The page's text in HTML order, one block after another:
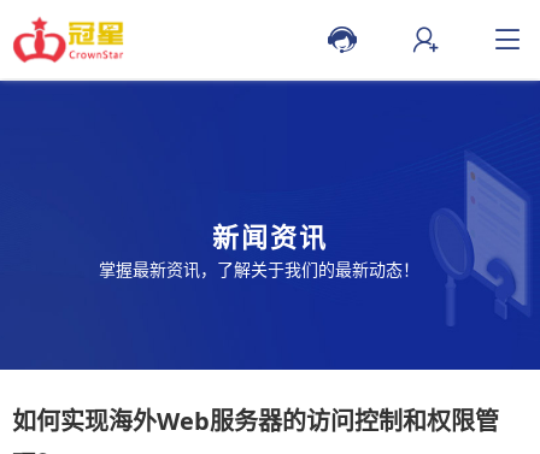
新闻资讯
掌握最新资讯，了解关于我们的最新动态！
如何实现海外Web服务器的访问控制和权限管